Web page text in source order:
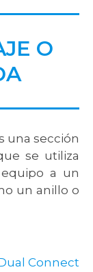
O
una sección
se utiliza
a un
un anillo o
Connect